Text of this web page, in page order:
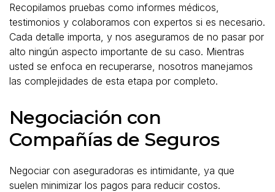
Recopilamos pruebas como informes médicos,
testimonios y colaboramos con expertos si es necesario.
Cada detalle importa, y nos aseguramos de no pasar por
alto ningún aspecto importante de su caso. Mientras
usted se enfoca en recuperarse, nosotros manejamos
las complejidades de esta etapa por completo.
Negociación con
Compañías de Seguros
Negociar con aseguradoras es intimidante, ya que
suelen minimizar los pagos para reducir costos.